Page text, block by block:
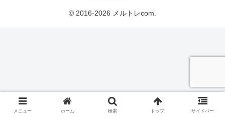
© 2016-2026 メルトレcom.
メニュー ホーム 検索 トップ サイドバー